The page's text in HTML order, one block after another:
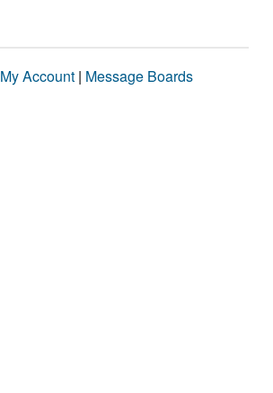
My Account | Message Boards